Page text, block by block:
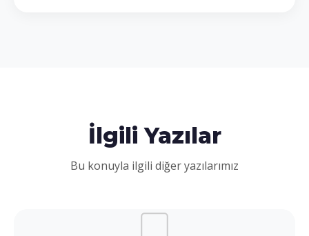
İlgili Yazılar
Bu konuyla ilgili diğer yazılarımız